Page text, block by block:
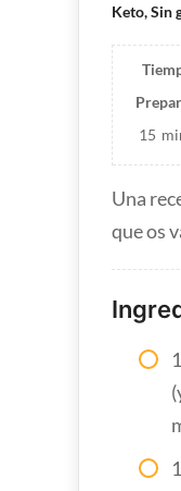
Keto, Sin
15
Una
que os